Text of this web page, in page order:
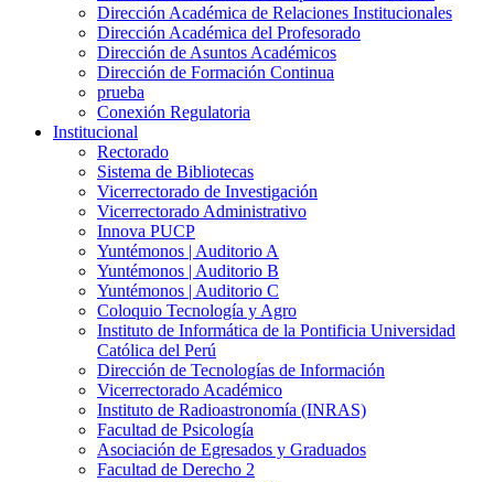
Dirección Académica de Relaciones Institucionales
Dirección Académica del Profesorado
Dirección de Asuntos Académicos
Dirección de Formación Continua
prueba
Conexión Regulatoria
Institucional
Rectorado
Sistema de Bibliotecas
Vicerrectorado de Investigación
Vicerrectorado Administrativo
Innova PUCP
Yuntémonos | Auditorio A
Yuntémonos | Auditorio B
Yuntémonos | Auditorio C
Coloquio Tecnología y Agro
Instituto de Informática de la Pontificia Universidad
Católica del Perú
Dirección de Tecnologías de Información
Vicerrectorado Académico
Instituto de Radioastronomía (INRAS)
Facultad de Psicología
Asociación de Egresados y Graduados
Facultad de Derecho 2